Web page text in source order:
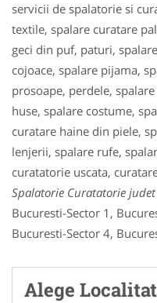
servicii de spalatorie si
textile, spalare curatare
geci din puf, paturi,
cojoace, spalare pijama,
prosoape, perdele,
huse, spalare costume,
curatare haine din piele,
lenjerii, spalare rufe,
curatatorie uscata,
Spalatorie Curatatorie
Bucuresti-Sector 1,
Bucuresti-Sector 4,
Alege